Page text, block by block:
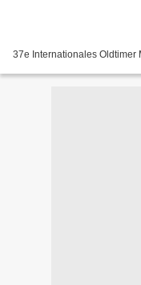
37e Internationales Oldtimer